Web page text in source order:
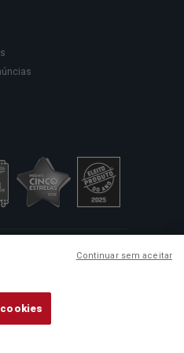
Continuar sem aceitar